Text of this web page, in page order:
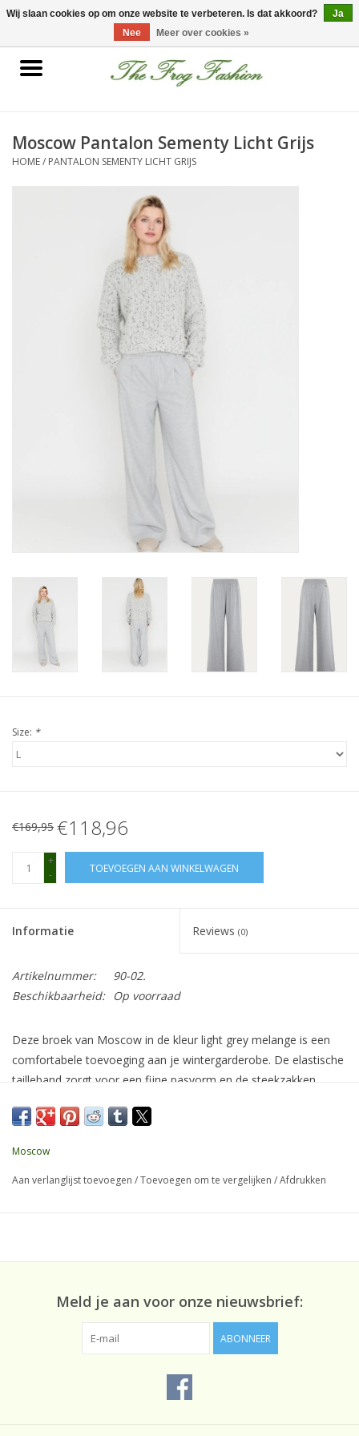
0 Artikelen - €0,00
Home
Nieuwe collectie
Moscow Pantalon Sementy Licht Grijs
HOME/ PANTALON SEMENTY LICHT GRIJS
Size: *
€169,95 €118,96
+
-
TOEVOEGEN AAN WINKELWAGEN
Informatie Reviews (0)
Artikelnummer:
90-02.
Beschikbaarheid:
Op voorraad
Deze broek van Moscow in de kleur light grey melange is een
comfortabele toevoeging aan je wintergarderobe. De elastische
tailleband zorgt voor een fijne pasvorm en de steekzakken
fake paspelzak aangebracht voor een nette afwerking. De
Details: Steekzakken, elastische tailleband, fake paspelzak op
Wasvoorschrift: Wassen op 30 graden, niet in de droger, strijken
Moscow
Aan verlanglijst toevoegen /Toevoegen om te vergelijken /Afdrukken
Meld je aan voor onze nieuwsbrief:
ABONNEER
Wij slaan cookies op om onze website te verbeteren. Is dat akkoord?
Ja
Nee
Meer over cookies »